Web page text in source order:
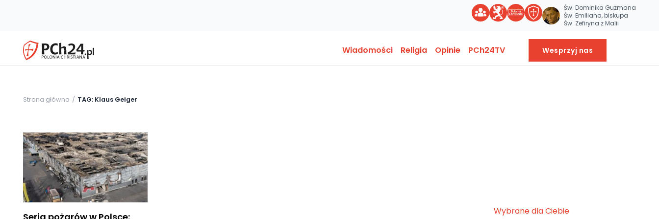
Św. Dominika Guzmana
Św. Emiliana, biskupa
Św. Zefiryna z Malii
Wiadomości Religia Opinie PCh24TV Wesprzyj nas
Strona główna TAG: Klaus Geiger
Wybrane dla Ciebie